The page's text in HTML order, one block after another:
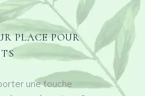
PLACE POUR
une touche